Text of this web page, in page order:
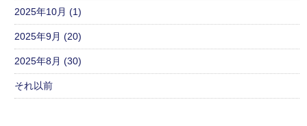
2025年10月 (1)
2025年9月 (20)
2025年8月 (30)
それ以前